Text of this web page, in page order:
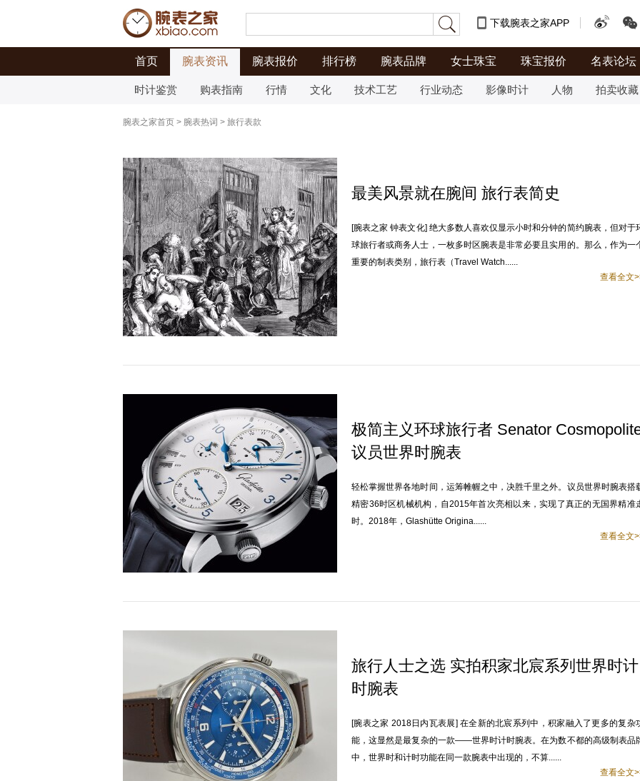
下载腕表之家APP
首页 腕表资讯 腕表报价 排行榜 腕表品牌 女士珠宝 珠宝报价 名表论坛
时计鉴赏 购表指南 行情 文化 技术工艺 行业动态 影像时计 人物 拍卖收藏
腕表之家首页 > 腕表热词 > 旅行表款
最美风景就在腕间 旅行表简史
[腕表之家 钟表文化] 绝大多数人喜欢仅显示小时和分钟的简约腕表，但对于
球旅行者或商务人士，一枚多时区腕表是非常必要且实用的。那么，作为一
重要的制表类别，旅行表（Travel Watch......
查看全文
极简主义环球旅行者 Senator
议员世界时腕表
轻松掌握世界各地时间，运筹帷幄之中，决胜千里之外。议员世界时腕表搭
精密36时区机械机构，自2015年首次亮相以来，实现了真正的无国界精准
时。2018年，Glashütte Origina......
查看全文
旅行人士之选 实拍积家北宸系列世界时计
时腕表
[腕表之家 2018日内瓦表展] 在全新的北宸系列中，积家融入了更多的复杂
能，这显然是最复杂的一款——世界时计时腕表。在为数不都的高级制表品
中，世界时和计时功能在同一款腕表中出现的，不算......
查看全文